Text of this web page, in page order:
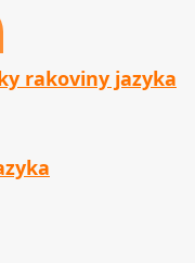
rakoviny jazyka